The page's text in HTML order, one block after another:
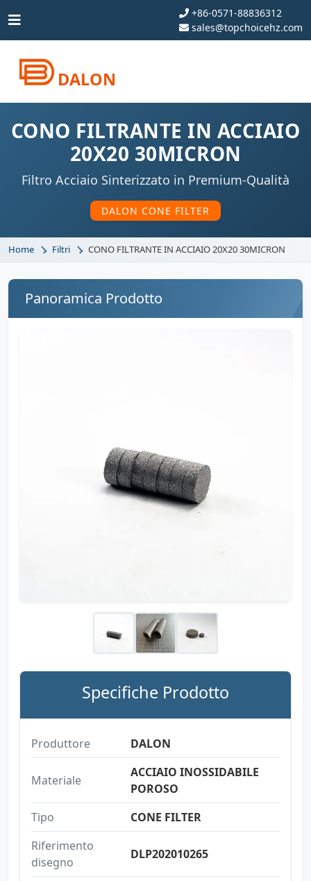
+86-0571-88836312
sales@topchoicehz.com
DALON
CONO FILTRANTE IN ACCIAIO
20X20 30MICRON
Filtro Acciaio Sinterizzato in Premium-Qualità
DALON CONE FILTER
Home Filtri CONO FILTRANTE IN ACCIAIO 20X20 30MICRON
Panoramica Prodotto
Specifiche Prodotto
Produttore DALON
Materiale
ACCIAIO INOSSIDABILE
POROSO
Tipo
CONE FILTER
Riferimento
disegno
DLP202010265